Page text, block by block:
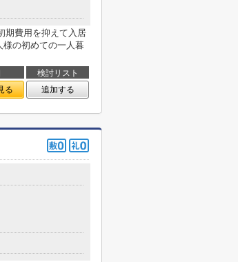
期費用を抑えて入居
の初めての一人暮
検討リスト
る 追加する